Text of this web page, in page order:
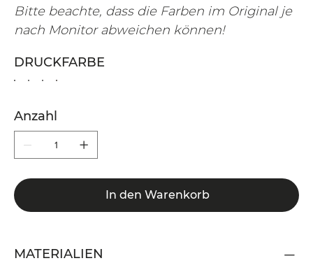
Bitte beachte, dass die Farben im Original je
nach Monitor abweichen können!
DRUCKFARBE
Anzahl
In den Warenkorb
MATERIALIEN